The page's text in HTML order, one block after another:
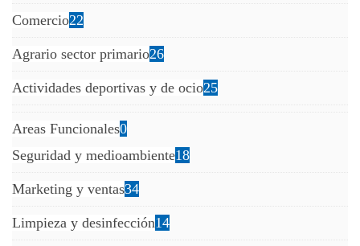
Comercio22
Agrario sector primario26
Actividades deportivas y de ocio25
Areas Funcionales0
Seguridad y medioambiente18
Marketing y ventas34
Limpieza y desinfección14